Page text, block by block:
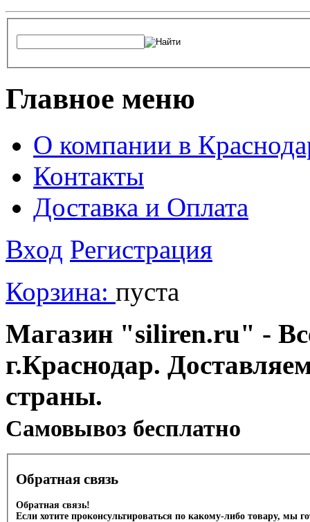
Главное меню
О компании в
Контакты
Доставка и Оплата
Вход Регистрация
Корзина: пуста
Магазин "siliren.ru" -
г.Краснодар.
страны.
Cамовывоз бесплатно
Обратная связь
Обратная связь!
Если хотите проконсультироваться по какому-либо товару, мы